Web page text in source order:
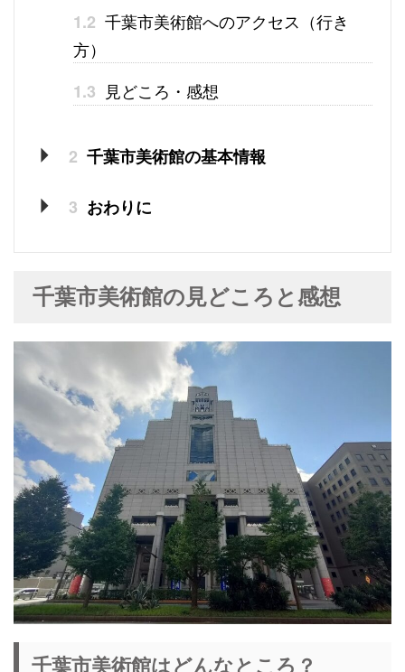
1.2 千葉市美術館へのアクセス（行き
方）
1.3 見どころ・感想
2 千葉市美術館の基本情報
3 おわりに
千葉市美術館の見どころと感想
千葉市美術館はどんなところ？